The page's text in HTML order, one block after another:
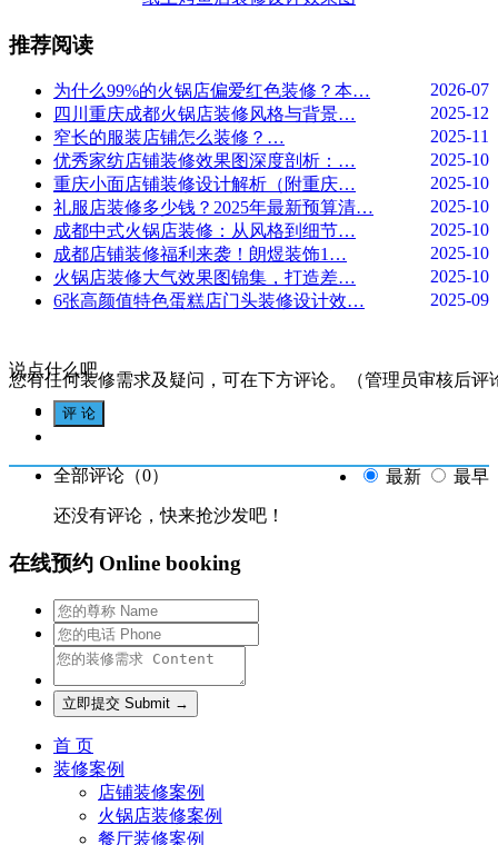
推荐阅读
为什么99%的火锅店偏爱红色装修？本…
2026-07
四川重庆成都火锅店装修风格与背景…
2025-12
窄长的服装店铺怎么装修？…
2025-11
优秀家纺店铺装修效果图深度剖析：…
2025-10
重庆小面店铺装修设计解析（附重庆…
2025-10
礼服店装修多少钱？2025年最新预算清…
2025-10
成都中式火锅店装修：从风格到细节…
2025-10
成都店铺装修福利来袭！朗煜装饰1…
2025-10
火锅店装修大气效果图锦集，打造差…
2025-10
6张高颜值特色蛋糕店门头装修设计效…
2025-09
您有任何装修需求及疑问，可在下方评论。（管理员审核后评
说点什么吧
全部评论（0） 最新 最早
还没有评论，快来抢沙发吧！
在线预约 Online booking
首 页
装修案例
店铺装修案例
火锅店装修案例
餐厅装修案例